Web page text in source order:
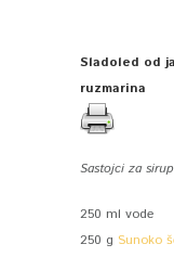
Sladoled od
ruzmarina
Sastojci za
250 ml vode
250 g Sunoko